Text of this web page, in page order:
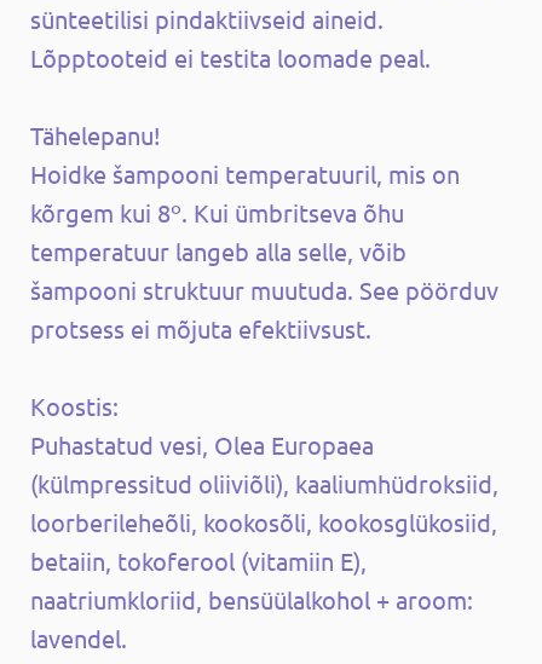
sünteetilisi pindaktiivseid aineid.
Lõpptooteid ei testita loomade peal.
Tähelepanu!
Hoidke šampooni temperatuuril, mis on
kõrgem kui 8º. Kui ümbritseva õhu
temperatuur langeb alla selle, võib
šampooni struktuur muutuda. See pöörduv
protsess ei mõjuta efektiivsust.
Koostis:
Puhastatud vesi, Olea Europaea
(külmpressitud oliiviõli), kaaliumhüdroksiid,
loorberileheõli, kookosõli, kookosglükosiid,
betaiin, tokoferool (vitamiin E),
naatriumkloriid, bensüülalkohol + aroom:
lavendel.